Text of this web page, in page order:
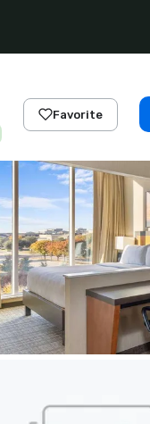
Favorite